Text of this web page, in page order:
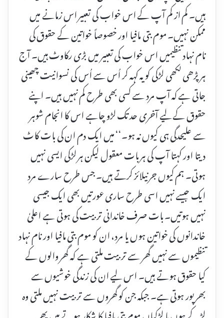
ہیں۔ کم از کم آپ کے اس خواب کی تعبیر اس زمانے میں
ممکن نہیں۔ موم بتی مافیا اور خصوصاً خواتین کے حقوق کی
نام نہاد تنظیمیں اس خواب کی تعبیر میں بڑی رکاوٹ ہیں۔ آج
ہر پڑھی لکھی لڑکی کو یہ کہہ کر اُس سے اُس کی نسوانیت چھینی
جاتی ہے کہ آپ مرد سے کسی بھی طرح کم نہیں ہیں۔ اپنے
حقوق کے لیے آخری حد تک لڑو چاہے اس کا انجام شوہر
سے علیحدگی ہی کیوں نہ ہو۔‘‘ میں ایک دم ان کی بات کاٹ
دیتا اور کہتا آپ کی ہر بات معقول لیکن ہر لڑکی ایسی نہیں
ہوتی۔ ہم کیوں جرنیلائز کرتے ہیں۔ جس طرح سارے مرد
ایک جیسے نہیں اسی طرح ساری عورتیں بھی ایک جیسی
نہیں ہوتیں۔ بات صرف خاندانی تربیت کی ہوتی ہے اعلیٰ
خاندانوں کی خواتین ہوں یا مرد، ان کو موم بتی مافیا اور نام نہاد
تنظیموں سے نہیں گھر سے تربیت ملتی ہے کہ گھر والوں کے
کیا حقوق ہوتے ہیں۔ اس لیے ان کی زندگی خوشیوں سے
بھرپور ہوتی ہے۔ جبکہ جن کو گھروں سے تربیت نہیں ملتی وہ